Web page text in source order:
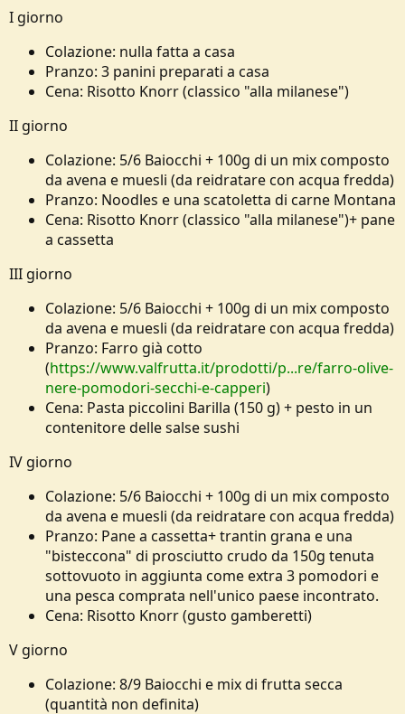
I giorno
Colazione: nulla fatta a casa
Pranzo: 3 panini preparati a casa
Cena: Risotto Knorr (classico "alla milanese")
II giorno
Colazione: 5/6 Baiocchi + 100g di un mix composto
da avena e muesli (da reidratare con acqua fredda)
Pranzo: Noodles e una scatoletta di carne Montana
Cena: Risotto Knorr (classico "alla milanese")+ pane
a cassetta
III giorno
Colazione: 5/6 Baiocchi + 100g di un mix composto
da avena e muesli (da reidratare con acqua fredda)
Pranzo: Farro già cotto
(https://www.valfrutta.it/prodotti/p...re/farro-olive-
nere-pomodori-secchi-e-capperi)
Cena: Pasta piccolini Barilla (150 g) + pesto in un
contenitore delle salse sushi
IV giorno
Colazione: 5/6 Baiocchi + 100g di un mix composto
da avena e muesli (da reidratare con acqua fredda)
Pranzo: Pane a cassetta+ trantin grana e una
"bisteccona" di prosciutto crudo da 150g tenuta
sottovuoto in aggiunta come extra 3 pomodori e
una pesca comprata nell'unico paese incontrato.
Cena: Risotto Knorr (gusto gamberetti)
V giorno
Colazione: 8/9 Baiocchi e mix di frutta secca
(quantità non definita)